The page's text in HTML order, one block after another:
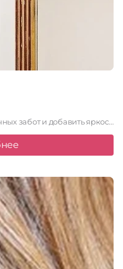
Ищете способ отдохнуть от будничных забот и добавить яркости в …